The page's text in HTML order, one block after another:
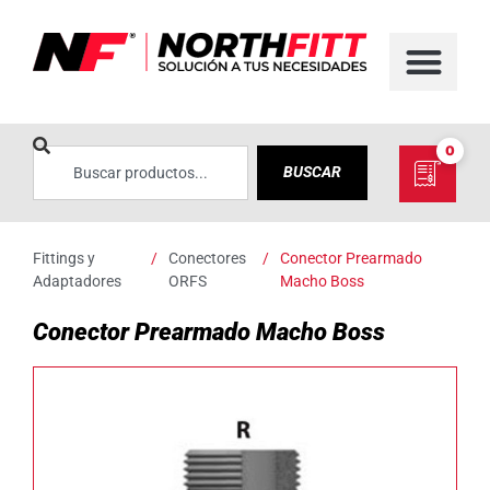
BUSCAR
0
Fittings y
Adaptadores
/
Conectores
ORFS
/
Conector Prearmado
Macho Boss
Conector Prearmado Macho Boss